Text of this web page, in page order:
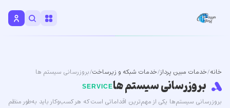
خانه/خدمات مبین پرداز/خدمات شبکه و زیرساخت/ بروزرسانی سیستم ها
بروزرسانی سیستم هاSERVICE
بروزرسانی سیستم‌ها یکی از مهم‌ترین اقداماتی است که هر کسب‌وکار باید به‌طور منظم